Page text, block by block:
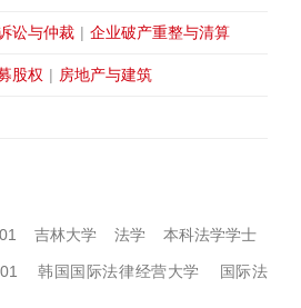
讼与仲裁 | 企业破产重整与清算
股权 | 房地产与建筑
01 吉林大学 法学 本科法学学士
01 韩国国际法律经营大学 国际法